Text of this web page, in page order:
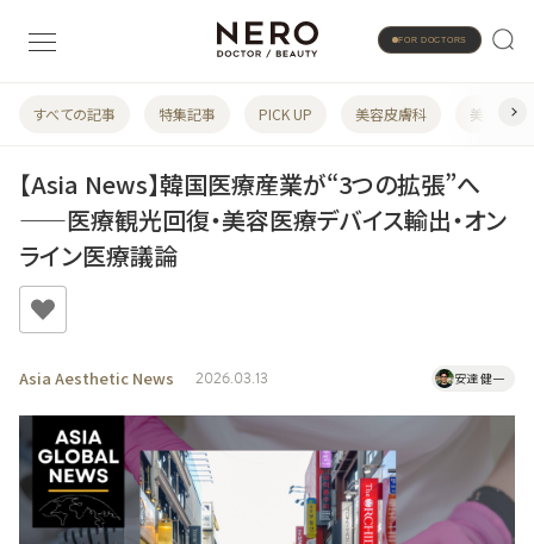
FOR DOCTORS
すべての記事 特集記事 PICK UP 美容皮膚科 美容婦人
【Asia News】韓国医療産業が“3つの拡張”へ
——医療観光回復・美容医療デバイス輸出・オン
ライン医療議論
Asia Aesthetic News 2026.03.13 安達 健一